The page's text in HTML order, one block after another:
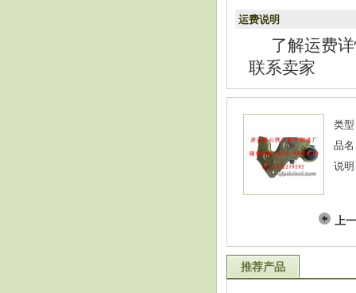
运费说明
了解运费
联系卖家
类
品
说
上
推荐产品